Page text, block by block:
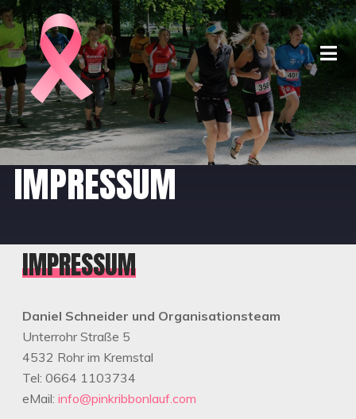
IMPRESSUM
IMPRESSUM
Daniel Schneider und Organisationsteam
Unterrohr Straße 5
4532 Rohr im Kremstal
Tel: 0664 1103734
eMail: info@pinkribbonlauf.com